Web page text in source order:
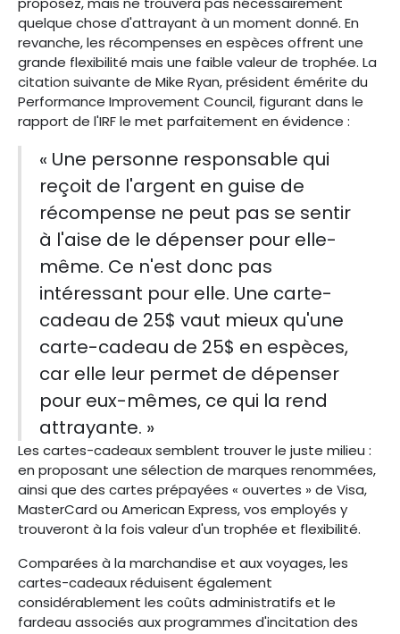
quelque chose d'attrayant à un moment donné. En
revanche, les récompenses en espèces offrent une
grande flexibilité mais une faible valeur de trophée. La
citation suivante de Mike Ryan, président émérite du
Performance Improvement Council, figurant dans le
rapport de l'IRF le met parfaitement en évidence :
« Une personne responsable qui
reçoit de l'argent en guise de
récompense ne peut pas se sentir
à l'aise de le dépenser pour elle-
même. Ce n'est donc pas
intéressant pour elle. Une carte-
cadeau de 25$ vaut mieux qu'une
carte-cadeau de 25$ en espèces,
car elle leur permet de dépenser
pour eux-mêmes, ce qui la rend
attrayante. »
Les cartes-cadeaux semblent trouver le juste milieu :
en proposant une sélection de marques renommées,
ainsi que des cartes prépayées « ouvertes » de Visa,
MasterCard ou American Express, vos employés y
trouveront à la fois valeur d'un trophée et flexibilité.
Comparées à la marchandise et aux voyages, les
cartes-cadeaux réduisent également
considérablement les coûts administratifs et le
fardeau associés aux programmes d'incitation des